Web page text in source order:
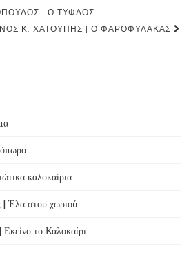
| Ο ΤΥΦΛΌΣ
Κ. ΧΑΤΟΎΠΗΣ | Ο ΦΑΡΟΦΎΛΑΚΑΣ
καλοκαίρια
| Έλα στου χωριού
το Καλοκαίρι